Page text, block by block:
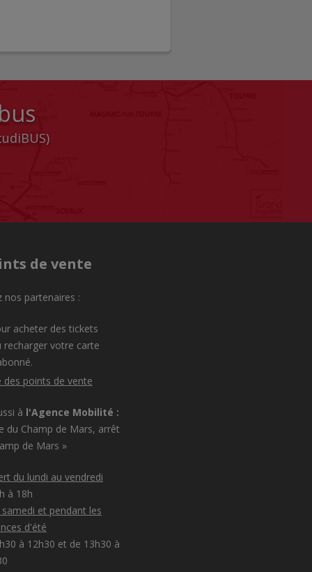
de vente
nos partenaires :
acheter des tickets
recharger votre carte
des points de vente
à l'Agence Mobilité :
du Champ de Mars, arrêt
de Mars »
du lundi au vendredi
à 18h
samedi et pendant les
d'été
à 12h30 et de 13h30 à